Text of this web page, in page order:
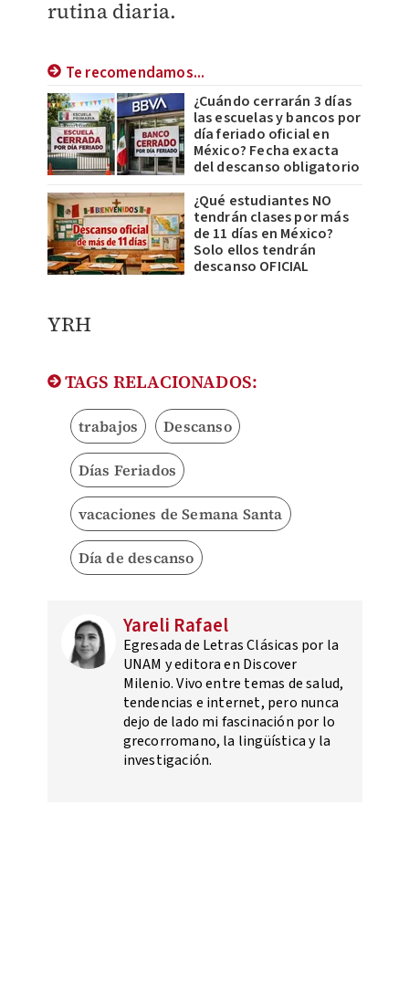
rutina diaria.
Te recomendamos...
¿Cuándo cerrarán 3 días
las escuelas y bancos por
día feriado oficial en
México? Fecha exacta
del descanso obligatorio
¿Qué estudiantes NO
tendrán clases por más
de 11 días en México?
Solo ellos tendrán
descanso OFICIAL
YRH
TAGS RELACIONADOS:
trabajos Descanso
Días Feriados
vacaciones de Semana Santa
Día de descanso
Yareli Rafael
Egresada de Letras Clásicas por la
UNAM y editora en Discover
Milenio. Vivo entre temas de salud,
tendencias e internet, pero nunca
dejo de lado mi fascinación por lo
grecorromano, la lingüística y la
investigación.